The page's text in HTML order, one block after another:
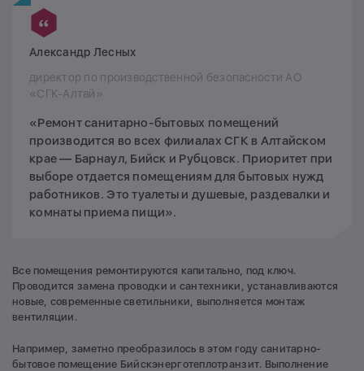
Александр Лесных
директор по производственной безопасности АО
«СГК-Алтай»
«Ремонт санитарно-бытовых помещений
производится во всех филиалах СГК в Алтайском
крае — Барнаул, Бийск и Рубцовск. Приоритет при
выборе отдается помещениям для бытовых нужд
работников. Это туалеты и душевые, раздевалки и
комнаты приема пищи».
Все помещения ремонтируются капитально, под ключ.
Проводится замена проводки и сантехники, устанавливаются
новые, современные светильники, выполняется монтаж
вентиляции.
Например, заметно преобразилось в этом году санитарно-
бытовое помещение Бийскэнерготеплотранзит. Выполнение